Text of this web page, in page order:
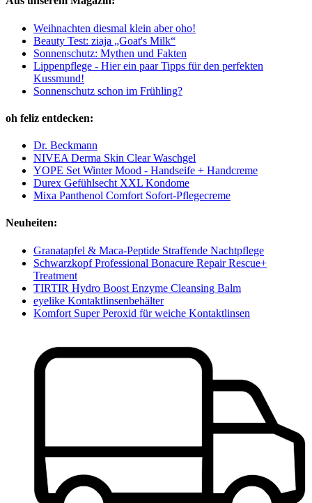
Weihnachten diesmal klein aber oho!
Beauty Test: ziaja „Goat's Milk“
Sonnenschutz: Mythen und Fakten
Lippenpflege - Hier ein paar Tipps für den perfekten
Kussmund!
Sonnenschutz schon im Frühling?
oh feliz entdecken:
Dr. Beckmann
NIVEA Derma Skin Clear Waschgel
YOPE Set Winter Mood - Handseife + Handcreme
Durex Gefühlsecht XXL Kondome
Mixa Panthenol Comfort Sofort-Pflegecreme
Neuheiten:
Granatapfel & Maca-Peptide Straffende Nachtpflege
Schwarzkopf Professional Bonacure Repair Rescue+
Treatment
TIRTIR Hydro Boost Enzyme Cleansing Balm
eyelike Kontaktlinsenbehälter
Komfort Super Peroxid für weiche Kontaktlinsen